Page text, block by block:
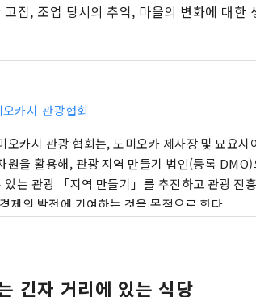
집, 조업 당시의 추억, 마을의 변화에 ​​대한
카시 관광협회
오카시 관광 협회는, 도미오카 제사장 및 묘요시
원을 활용해, 관광 지역 만들기 법인(등록
있는 관광 「지역 만들기」를 추진하고 관광 진
제의 발전에 기여하는 것을 목적으로 한다.
긴자 거리에 있는 식당